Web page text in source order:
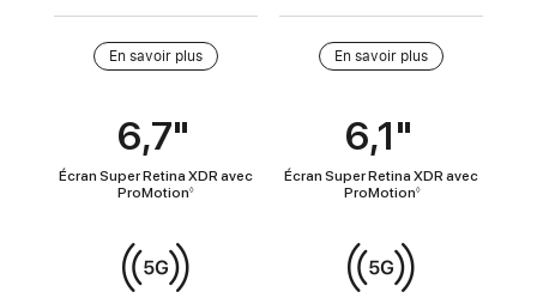
En savoir plus En savoir plus
6,7"
Écran Super Retina XDR avec
ProMotion◊
6,1"
Écran Super Retina XDR avec
ProMotion◊
Connectivité